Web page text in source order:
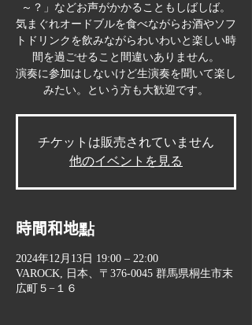
～？」などお声がかかることもしばしば。
気まぐれオードブルを食べながらお酒やソフ
トドリンクを飲みながらわいわいと楽しい時
間を過ごせること間違いありません。
演奏に参加はしないけど生演奏を聞いて楽し
みたい。という方も大歓迎です。
チケットは販売されていません
他のイベントを見る
時間和地點
2024年12月13日 19:00 – 22:00
VAROCK, 日本、〒376-0045 群馬県桐生市末
広町５−１６